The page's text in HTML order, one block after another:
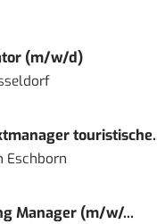
(m/w/d)
Eschborn
Manager (m/w/...